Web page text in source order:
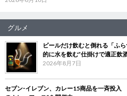
グルメ
ビールだけ飲むと倒れる「ふ
的に水を飲む”仕掛けで適正飲
2026年8月7日
セブン‐イレブン、カレー15商品を一斉投入